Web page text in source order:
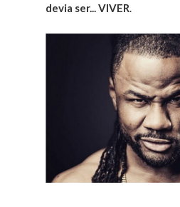
devia ser... VIVER.